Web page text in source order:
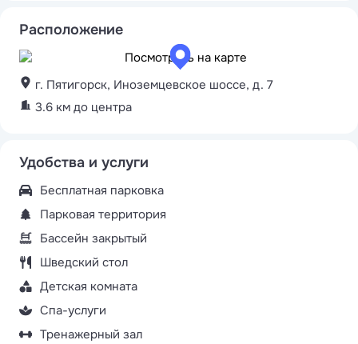
Расположение
г. Пятигорск, Иноземцевское шоссе, д. 7
3.6 км до центра
Удобства и услуги
Бесплатная парковка
Парковая территория
Бассейн закрытый
Шведский стол
Детская комната
Спа-услуги
Тренажерный зал